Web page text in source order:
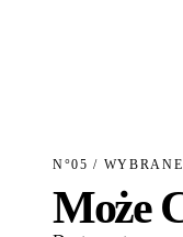
N°05 /
Może